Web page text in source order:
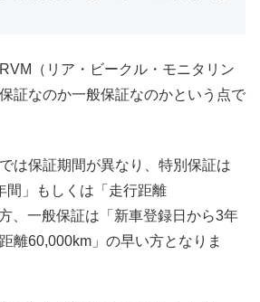
（リア・ビークル・モニタリン
証なのか一般保証なのかという点で
は保証期間が異なり、特別保証は
間」もしくは「走行距離
、一般保証は「新車登録日から3年
離60,000km」の早い方となりま